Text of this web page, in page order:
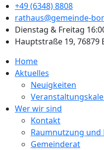
+49 (6348) 8808
rathaus@gemeinde-
Dienstag & Freitag
Hauptstraße 19, 76879
Home
Aktuelles
Neuigkeiten
Wer wir sind
Kontakt
Raumnutzung
Gemeinderat